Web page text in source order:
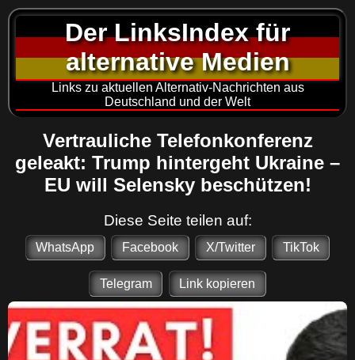
Der LinksIndex für
alternative Medien
Links zu aktuellen Alternativ-Nachrichten aus
Deutschland und der Welt
Vertrauliche Telefonkonferenz
geleakt: Trump hintergeht Ukraine –
EU will Selensky beschützen!
Diese Seite teilen auf:
WhatsApp Facebook X/Twitter TikTok
Telegram Link kopieren